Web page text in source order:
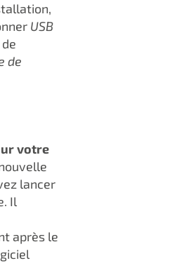
USB
de
votre
lancer
Il
après le